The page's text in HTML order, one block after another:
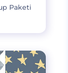
Paketi